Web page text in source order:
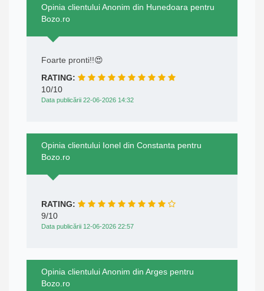
Opinia clientului Anonim din Hunedoara pentru
Bozo.ro
Foarte pronti!!😍
RATING:
10/10
Data publicării 22-06-2026 14:32
Opinia clientului Ionel din Constanta pentru
Bozo.ro
RATING:
9/10
Data publicării 12-06-2026 22:57
Opinia clientului Anonim din Arges pentru
Bozo.ro